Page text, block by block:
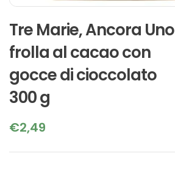
Tre Marie, Ancora Uno
frolla al cacao con
gocce di cioccolato
300 g
€2,49